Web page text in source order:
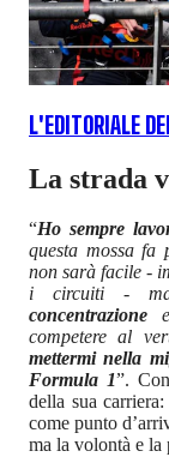
L'EDITORIALE
La strada
“Ho sempre
questa mossa fa
non sarà facile -
i circuiti -
concentrazione
competere al
mettermi nella
Formula 1”.
della sua
come punto
ma la volontà e la